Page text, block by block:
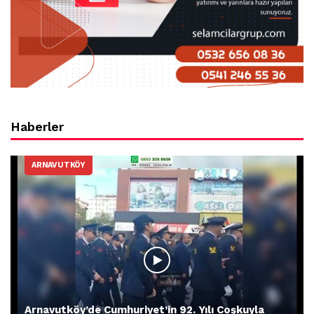
Haberler
ARNAVUTKÖY
Arnavutköy’de Cumhuriyet’in 92. Yılı Coşkuyla